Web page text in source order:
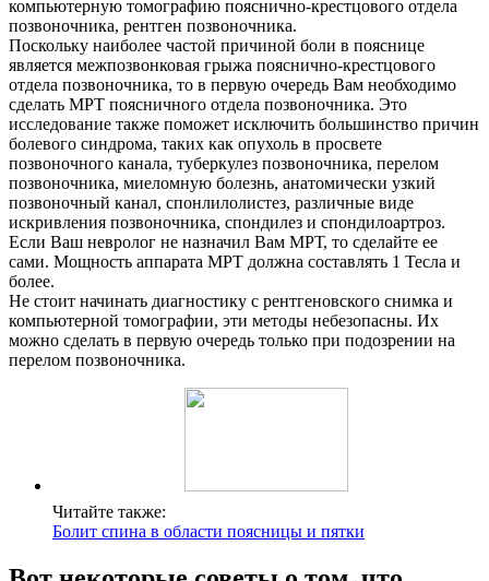
компьютерную томографию пояснично-крестцового отдела
позвоночника, рентген позвоночника.
Поскольку наиболее частой причиной боли в пояснице
является межпозвонковая грыжа пояснично-крестцового
отдела позвоночника, то в первую очередь Вам необходимо
сделать МРТ поясничного отдела позвоночника. Это
исследование также поможет исключить большинство причин
болевого синдрома, таких как опухоль в просвете
позвоночного канала, туберкулез позвоночника, перелом
позвоночника, миеломную болезнь, анатомически узкий
позвоночный канал, спонлилолистез, различные виде
искривления позвоночника, спондилез и спондилоартроз.
Если Ваш невролог не назначил Вам МРТ, то сделайте ее
сами. Мощность аппарата МРТ должна составлять 1 Тесла и
более.
Не стоит начинать диагностику с рентгеновского снимка и
компьютерной томографии, эти методы небезопасны. Их
можно сделать в первую очередь только при подозрении на
перелом позвоночника.
Читайте также:
Болит спина в области поясницы и пятки